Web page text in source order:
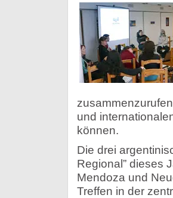
und
können.
Die drei
Regional” dieses
Mendoza und
Treffen in der